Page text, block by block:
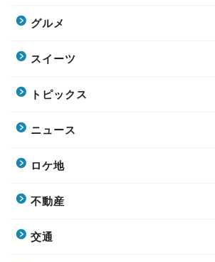
グルメ
スイーツ
トピックス
ニュース
ロケ地
不動産
交通